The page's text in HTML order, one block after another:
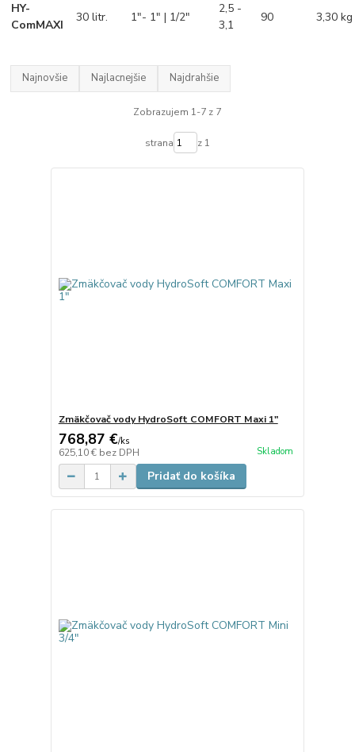
HY-
ComMAXI
30 litr. 1"- 1" | 1/2"
2,5 -
3,1
90 3,30 kg
Najnovšie Najlacnejšie Najdrahšie
Zobrazujem 1-7 z 7
strana z 1
Zmäkčovač vody HydroSoft COMFORT Maxi 1"
768,87 €/ks
625,10 € bez DPH Skladom
Pridať do košíka